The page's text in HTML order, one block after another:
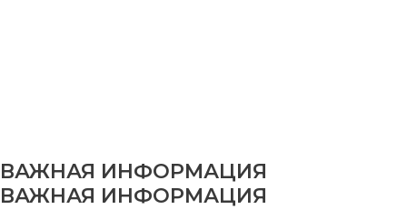
ВАЖНАЯ ИНФОРМАЦИЯ
ВАЖНАЯ ИНФОРМАЦИЯ